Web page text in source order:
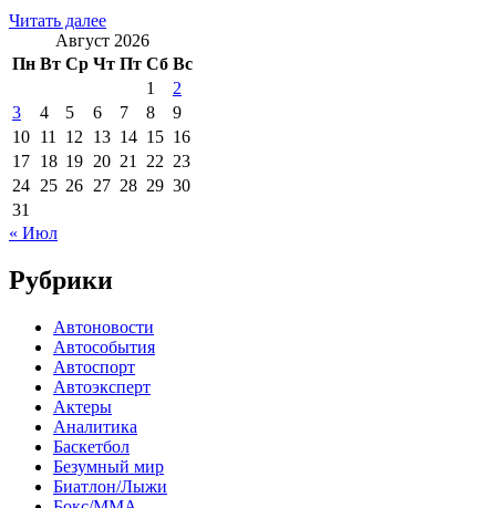
Читать далее
Август 2026
Пн Вт Ср Чт Пт Сб Вс
1
2
3
4 5 6 7 8
9
10 11 12 13 14 15 16
17 18 19 20 21 22 23
24 25 26 27 28 29 30
31
« Июл
Рубрики
Автоновости
Автособытия
Автоспорт
Автоэксперт
Актеры
Аналитика
Баскетбол
Безумный мир
Биатлон/Лыжи